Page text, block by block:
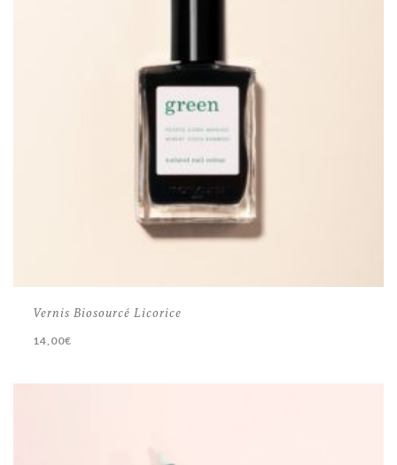
Vernis Biosourcé Licorice
14,00€